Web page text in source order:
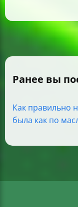
Ранее вы
Как правильно
была как по